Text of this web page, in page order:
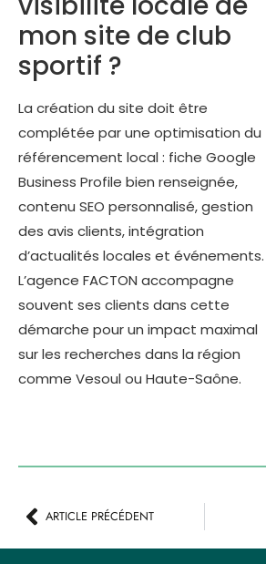
mon site de club
sportif ?
La création du site doit être
complétée par une optimisation du
référencement local : fiche Google
Business Profile bien renseignée,
contenu SEO personnalisé, gestion
des avis clients, intégration
d’actualités locales et événements.
L’agence FACTON accompagne
souvent ses clients dans cette
démarche pour un impact maximal
sur les recherches dans la région
comme Vesoul ou Haute-Saône.
ARTICLE PRÉCÉDENT